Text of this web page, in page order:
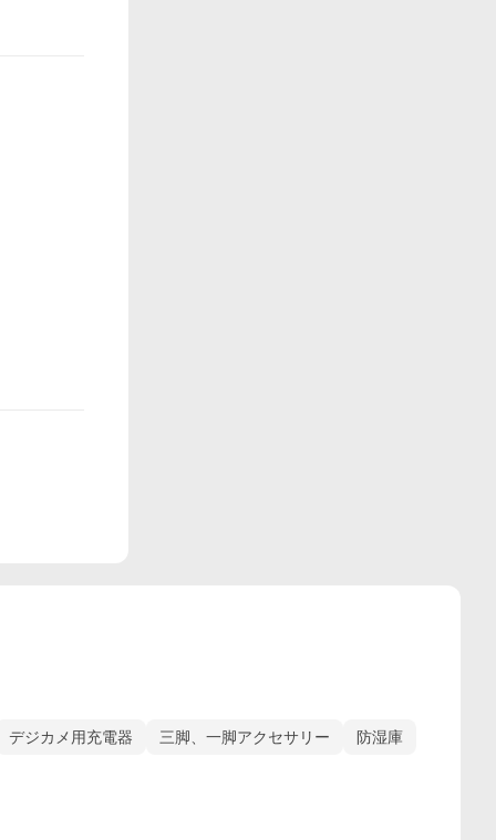
デジカメ用充電器 三脚、一脚アクセサリー 防湿庫